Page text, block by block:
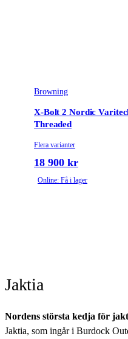
Browning
X-Bolt 2 Nordic
Threaded
Flera varianter
18 900 kr
Online: Få i lager
Jaktia
Nordens största kedja för
Jaktia, som ingår i Burdock